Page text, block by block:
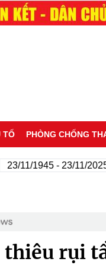
TỐ PHÒNG CHỐNG
1945 - 23/11/2025
thiêu rụi